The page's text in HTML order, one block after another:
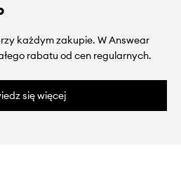
każdym zakupie. W Answear
rabatu od cen regularnych.
się więcej